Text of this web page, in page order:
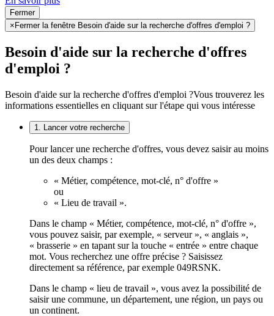
Fermer
× Fermer la fenêtre Besoin d'aide sur la recherche d'offres d'emploi ?
Besoin d'aide sur la recherche d'offres
d'emploi ?
Besoin d'aide sur la recherche d'offres d'emploi ?Vous trouverez les
informations essentielles en cliquant sur l'étape qui vous intéresse
1. Lancer votre recherche
Pour lancer une recherche d'offres, vous devez saisir au moins
un des deux champs :
« Métier, compétence, mot-clé, n° d'offre »
ou
« Lieu de travail ».
Dans le champ « Métier, compétence, mot-clé, n° d'offre »,
vous pouvez saisir, par exemple, « serveur », « anglais »,
« brasserie » en tapant sur la touche « entrée » entre chaque
mot. Vous recherchez une offre précise ? Saisissez
directement sa référence, par exemple 049RSNK.
Dans le champ « lieu de travail », vous avez la possibilité de
saisir une commune, un département, une région, un pays ou
un continent.